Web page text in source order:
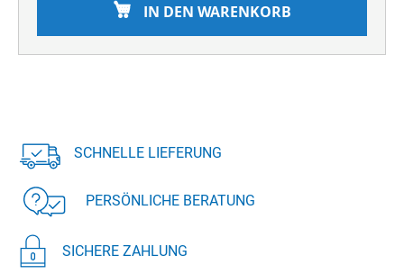
IN DEN WARENKORB
SCHNELLE LIEFERUNG
PERSÖNLICHE BERATUNG
SICHERE ZAHLUNG